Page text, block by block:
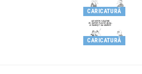
CARICATURĂ
CARICATURĂ